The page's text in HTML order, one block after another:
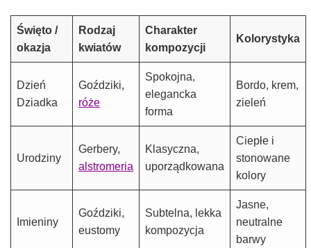
Święto /
okazja
Rodzaj
kwiatów
Charakter
kompozycji
Kolorystyka
Dzień
Dziadka
Goździki,
róże
Spokojna,
elegancka
forma
Bordo, krem,
zieleń
Urodziny
Gerbery,
alstromeria
Klasyczna,
uporządkowana
Ciepłe i
stonowane
kolory
Imieniny
Goździki,
eustomy
Subtelna, lekka
kompozycja
Jasne,
neutralne
barwy